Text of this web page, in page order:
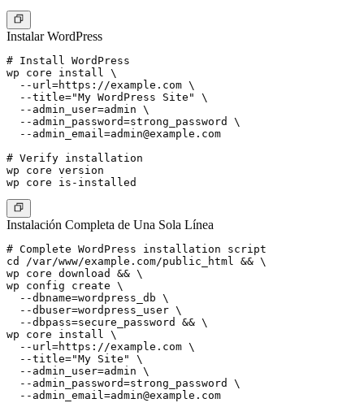
Instalar WordPress
# Install WordPress
wp core install \
  --url=https://example.com \
  --title="My WordPress Site" \
  --admin_user=admin \
  --admin_password=strong_password \
--admin_email=admin@example.com
# Verify installation
wp core version
Instalación Completa de Una Sola Línea
# Complete WordPress installation script
cd /var/www/example.com/public_html && \
wp core download && \
wp config create \
  --dbname=wordpress_db \
  --dbuser=wordpress_user \
  --dbpass=secure_password && \
wp core install \
  --url=https://example.com \
  --title="My Site" \
  --admin_user=admin \
  --admin_password=strong_password \
--admin_email=admin@example.com